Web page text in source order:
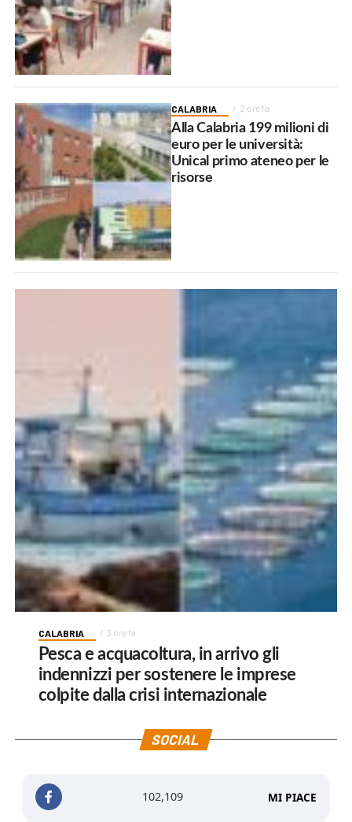
CALABRIA 2 ore fa
Alla Calabria 199 milioni di
euro per le università:
Unical primo ateneo per le
risorse
CALABRIA 3 ore fa
Pesca e acquacoltura, in arrivo gli
indennizzi per sostenere le imprese
colpite dalla crisi internazionale
SOCIAL
102,109 MI PIACE